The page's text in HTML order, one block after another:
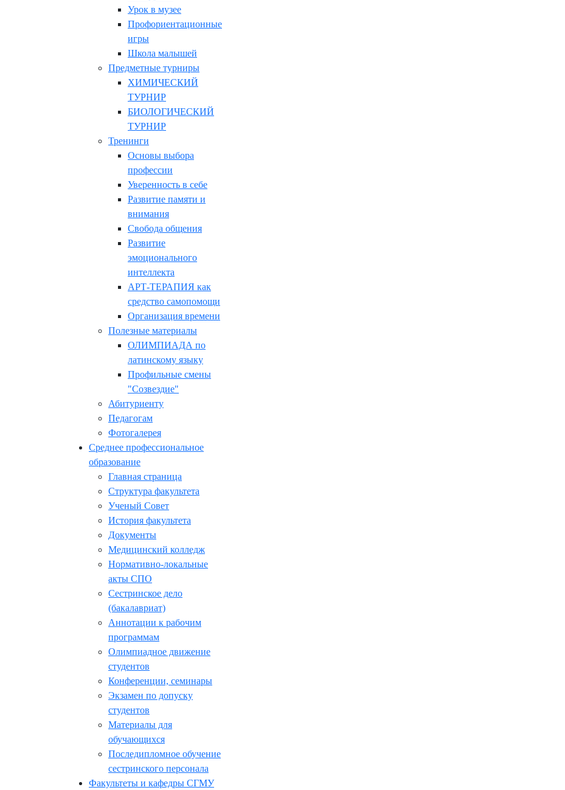
Урок в музее
Профориентационные
игры
Школа малышей
Предметные турниры
ХИМИЧЕСКИЙ
ТУРНИР
БИОЛОГИЧЕСКИЙ
ТУРНИР
Тренинги
Основы выбора
профессии
Уверенность в себе
Развитие памяти и
внимания
Свобода общения
Развитие
эмоционального
интеллекта
АРТ-ТЕРАПИЯ как
средство самопомощи
Организация времени
Полезные материалы
ОЛИМПИАДА по
латинскому языку
Профильные смены
"Созвездие"
Абитуриенту
Педагогам
Фотогалерея
Среднее профессиональное
образование
Главная страница
Структура факультета
Ученый Совет
История факультета
Документы
Медицинский колледж
Нормативно-локальные
акты СПО
Сестринское дело
(бакалавриат)
Аннотации к рабочим
программам
Олимпиадное движение
студентов
Конференции, семинары
Экзамен по допуску
студентов
Материалы для
обучающихся
Последипломное обучение
сестринского персонала
Факультеты и кафедры СГМУ